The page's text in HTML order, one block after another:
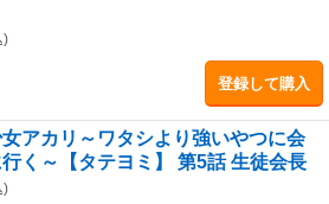
)
登録して購入
アカリ～ワタシより強いやつに会
く～【タテヨミ】 第5話 生徒会長
)